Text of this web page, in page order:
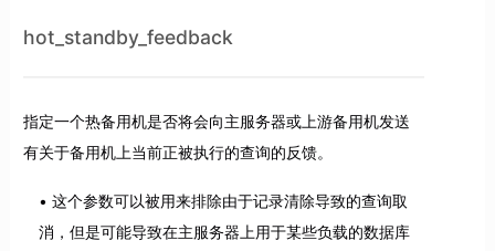
hot_standby_feedback
指定一个热备用机是否将会向主服务器或上游备用机发送
有关于备用机上当前正被执行的查询的反馈。
这个参数可以被用来排除由于记录清除导致的查询取
消，但是可能导致在主服务器上用于某些负载的数据库